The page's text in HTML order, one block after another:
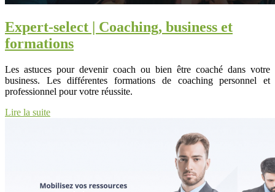
Expert-select | Coaching, business et
formations
Les astuces pour devenir coach ou bien être coaché dans votre
business. Les différentes formations de coaching personnel et
professionnel pour votre réussite.
Lire la suite